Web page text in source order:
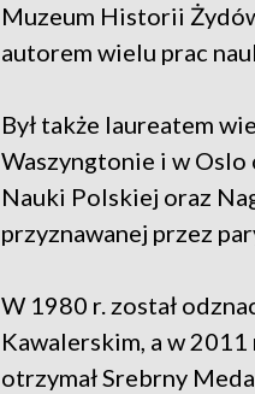
Muzeum Historii
autorem wielu prac
Był także laureatem
Waszyngtonie i w Oslo
Nauki Polskiej oraz
przyznawanej przez
W 1980 r. został
Kawalerskim, a w
otrzymał Srebrny